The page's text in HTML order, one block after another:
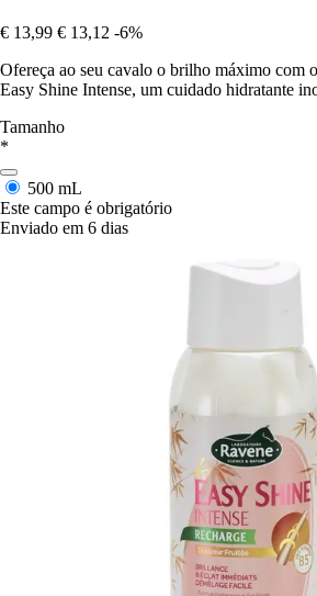
€ 13,99 € 13,12 -6%
Ofereça ao seu cavalo o brilho máximo com
Easy Shine Intense, um cuidado hidratante
Tamanho
*
500 mL
Este campo é obrigatório
Enviado em 6 dias